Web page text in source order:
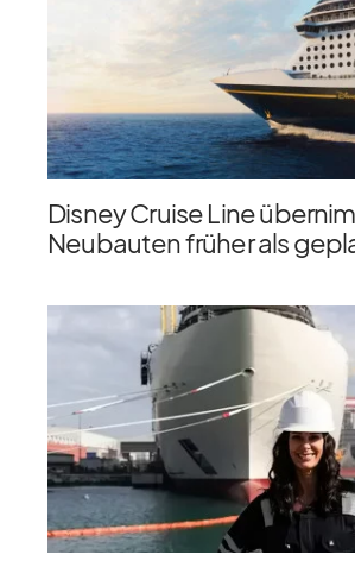
Disney Cruise Line
Neubauten früher als